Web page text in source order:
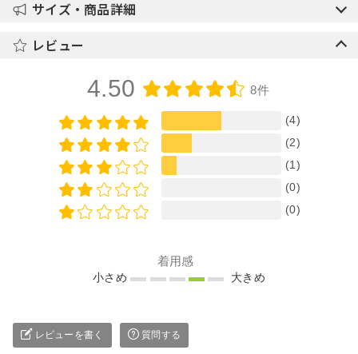
サイズ・商品詳細
レビュー
4.50 8件
(4)
(2)
(1)
(0)
(0)
着用感
小さめ 大きめ
レビューを書く 質問する